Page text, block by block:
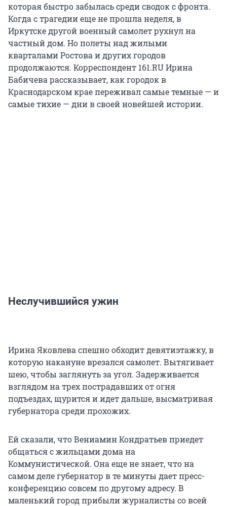
которая быстро забылась среди сводок с фронта.
Когда с трагедии еще не прошла неделя, в
Иркутске другой военный самолет рухнул на
частный дом. Но полеты над жилыми
кварталами Ростова и других городов
продолжаются. Корреспондент 161.RU Ирина
Бабичева рассказывает, как городок в
Краснодарском крае переживал самые темные — и
самые тихие — дни в своей новейшей истории.
Неслучившийся ужин
Ирина Яковлева спешно обходит девятиэтажку, в
которую накануне врезался самолет. Вытягивает
шею, чтобы заглянуть за угол. Задерживается
взглядом на трех пострадавших от огня
подъездах, щурится и идет дальше, высматривая
губернатора среди прохожих.
Ей сказали, что Вениамин Кондратьев приедет
общаться с жильцами дома на
Коммунистической. Она еще не знает, что на
самом деле губернатор в те минуты дает пресс-
конференцию совсем по другому адресу. В
маленький город прибыли журналисты со всей